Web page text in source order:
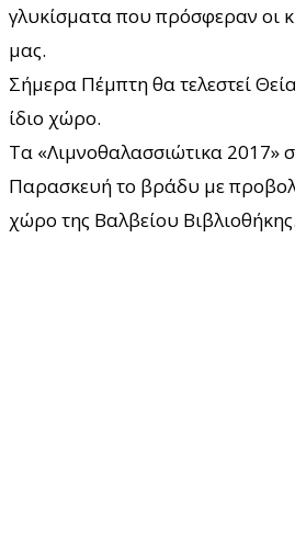
γλυκίσματα που πρόσφεραν οι
μας.
Σήμερα Πέμπτη θα τελεστεί
ίδιο χώρο.
Τα «Λιμνοθαλασσιώτικα 2017»
Παρασκευή το βράδυ με
χώρο της Βαλβείου Βιβλιοθήκης.